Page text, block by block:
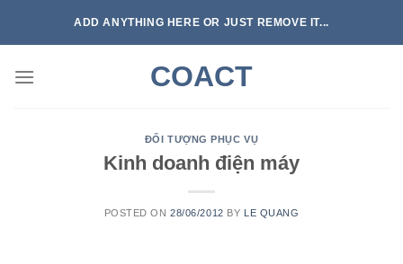
ADD ANYTHING HERE OR JUST REMOVE IT...
COACT
ĐỐI TƯỢNG PHỤC VỤ
Kinh doanh điện máy
POSTED ON28/06/2012 BY LE QUANG